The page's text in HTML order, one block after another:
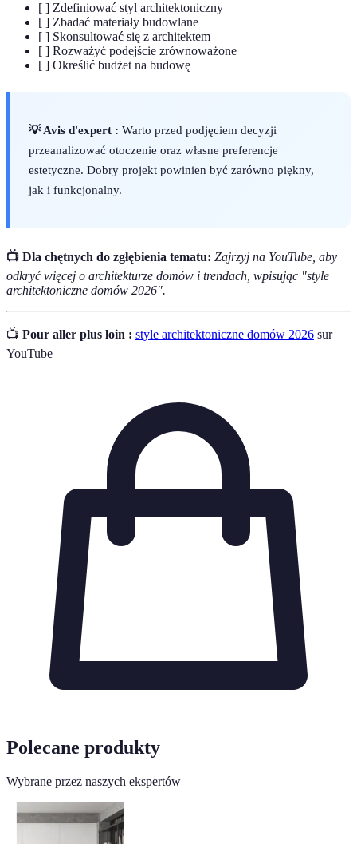
[ ] Zdefiniować styl architektoniczny
[ ] Zbadać materiały budowlane
[ ] Skonsultować się z architektem
[ ] Rozważyć podejście zrównoważone
[ ] Określić budżet na budowę
💡 Avis d'expert : Warto przed podjęciem decyzji
przeanalizować otoczenie oraz własne preferencje
estetyczne. Dobry projekt powinien być zarówno piękny,
jak i funkcjonalny.
📺 Dla chętnych do zgłębienia tematu: Zajrzyj na YouTube, aby
odkryć więcej o architekturze domów i trendach, wpisując "style
architektoniczne domów 2026".
📺 Pour aller plus loin : style architektoniczne domów 2026 sur
YouTube
Polecane produkty
Wybrane przez naszych ekspertów